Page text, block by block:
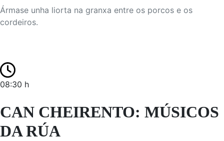
Ármase unha liorta na granxa entre os porcos e os
cordeiros.
08:30 h
CAN CHEIRENTO: MÚSICOS
DA RÚA